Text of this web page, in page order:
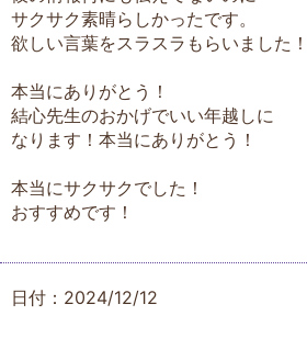
サクサク素晴らしかったです。
欲しい言葉をスラスラもらいました！
本当にありがとう！
結心先生のおかげでいい年越しに
なります！本当にありがとう！
本当にサクサクでした！
おすすめです！
日付：2024/12/12